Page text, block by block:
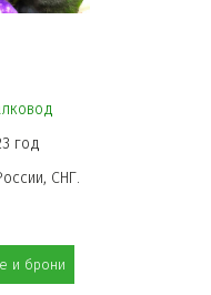
год
СНГ.
и брони